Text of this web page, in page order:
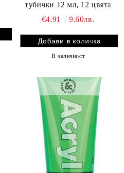
тубички 12 мл, 12 цвята
€4.91
9.60лв.
В наличност